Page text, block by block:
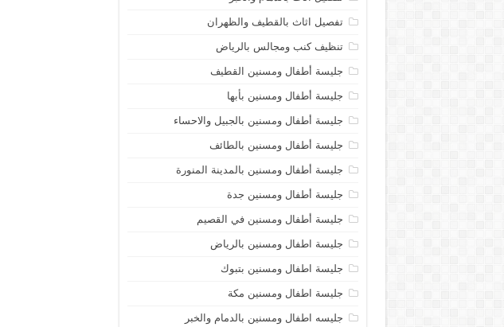
تفصيل اثاث بالقطيف والظهران
تنظيف كنب ومجالس بالرياض
جليسة أطفال ومسنين القطيف
جليسة أطفال ومسنين بأبها
جليسة أطفال ومسنين بالجبيل والاحساء
جليسة أطفال ومسنين بالطائف
جليسة أطفال ومسنين بالمدينة المنورة
جليسة أطفال ومسنين جدة
جليسة أطفال ومسنين في القصيم
جليسة اطفال ومسنين بالرياض
جليسة اطفال ومسنين بتبوك
جليسة اطفال ومسنين مكة
جليسه اطفال ومسنين بالدمام والخبر